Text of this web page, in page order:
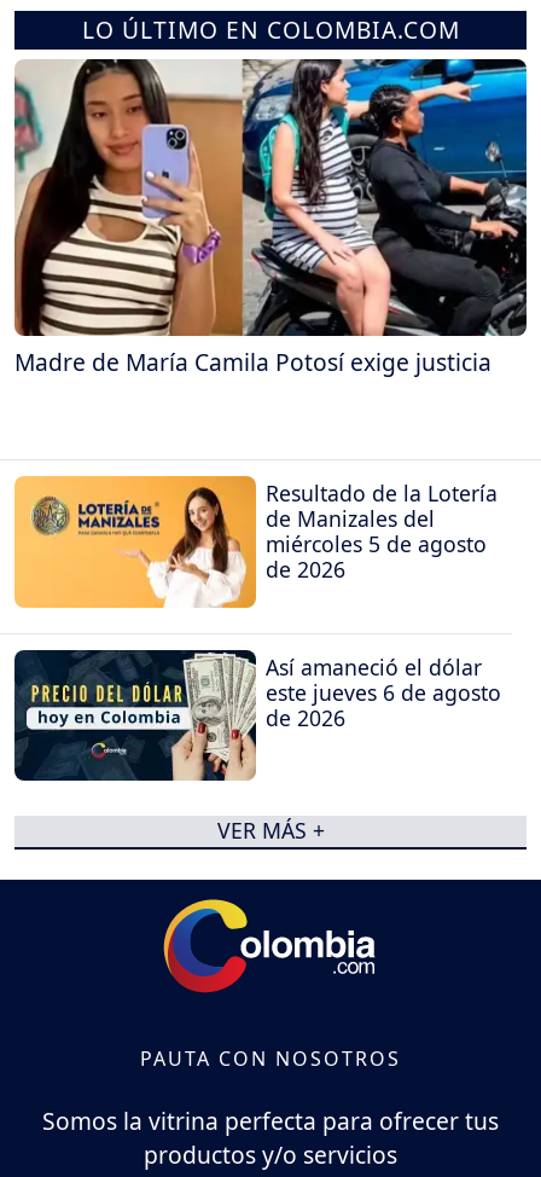
LO ÚLTIMO EN COLOMBIA.COM
Madre de María Camila Potosí exige justicia
Resultado de la Lotería
de Manizales del
miércoles 5 de agosto
de 2026
Así amaneció el dólar
este jueves 6 de agosto
de 2026
VER MÁS +
PAUTA CON NOSOTROS
Somos la vitrina perfecta para ofrecer tus
productos y/o servicios